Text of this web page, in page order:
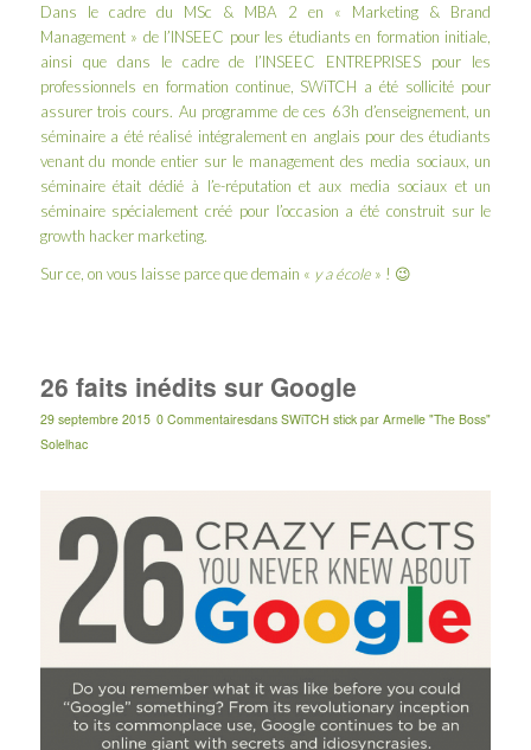
Dans le cadre du MSc & MBA 2 en « Marketing & Brand
Management » de l’INSEEC pour les étudiants en formation initiale,
ainsi que dans le cadre de l’INSEEC ENTREPRISES pour les
professionnels en formation continue, SWiTCH a été sollicité pour
assurer trois cours. Au programme de ces 63h d’enseignement, un
séminaire a été réalisé intégralement en anglais pour des étudiants
venant du monde entier sur le management des media sociaux, un
séminaire était dédié à l’e-réputation et aux media sociaux et un
séminaire spécialement créé pour l’occasion a été construit sur le
growth hacker marketing.
Sur ce, on vous laisse parce que demain « y a école» ! 😉
26 faits inédits sur Google
29 septembre 2015 0 Commentairesdans SWiTCH stick par Armelle "The Boss"
Solelhac